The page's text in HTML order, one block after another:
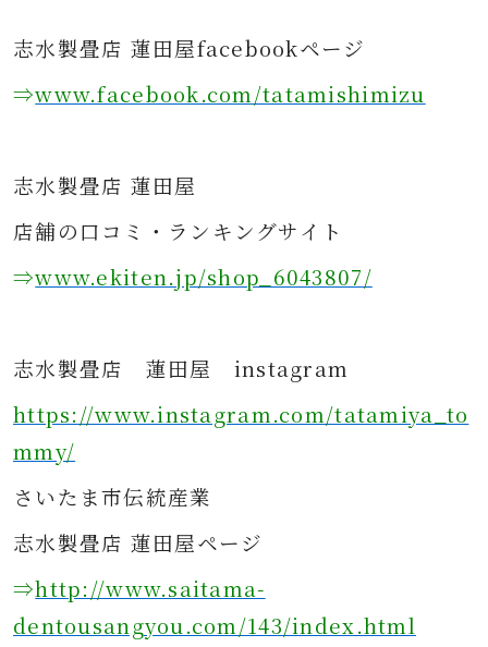
志水製畳店 蓮田屋facebookページ
⇒www.facebook.com/tatamishimizu
志水製畳店 蓮田屋
店舗の口コミ・ランキングサイト
⇒www.ekiten.jp/shop_6043807/
志水製畳店 蓮田屋 instagram
https://www.instagram.com/tatamiya_to
mmy/
さ いたま市伝統産業
志水製畳店 蓮田屋ページ
⇒http://www.saitama-
dentousangyou.com/143/index.html